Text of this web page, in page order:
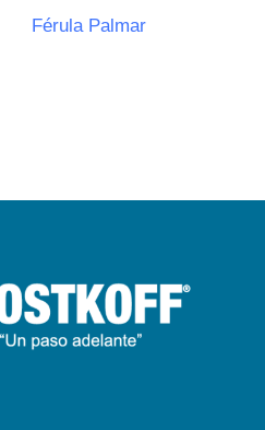
Férula Palmar